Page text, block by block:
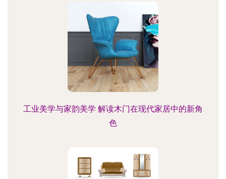
工业美学与家韵美学 解读木门在现代家居中的新角
色